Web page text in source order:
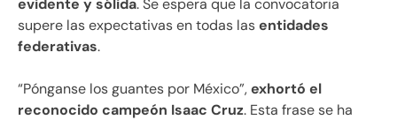
evidente y sólida. Se espera que la convocatoria
supere las expectativas en todas lasentidades
federativas.
“Pónganse los guantes por México”,exhortó el
reconocido campeón Isaac Cruz. Esta frase se ha